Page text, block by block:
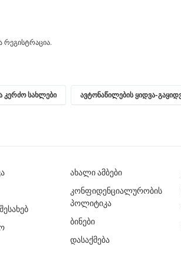
რეგისტრაცია.
კერძო სახლები ავტონაწილების ყიდვა-
ახალი ამბები
კონფიდენციალურობის
პოლიტიკა
ბინები
დასაქმება